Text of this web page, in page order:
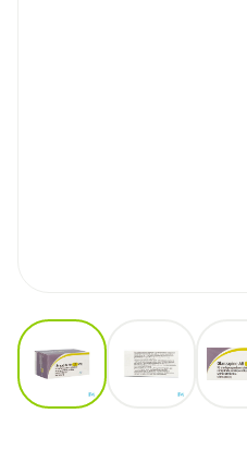
View larger image